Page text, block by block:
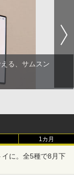
る、サムスン
1カ月
に。全5種で8月下